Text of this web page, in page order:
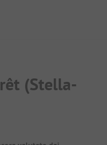
(Stella-